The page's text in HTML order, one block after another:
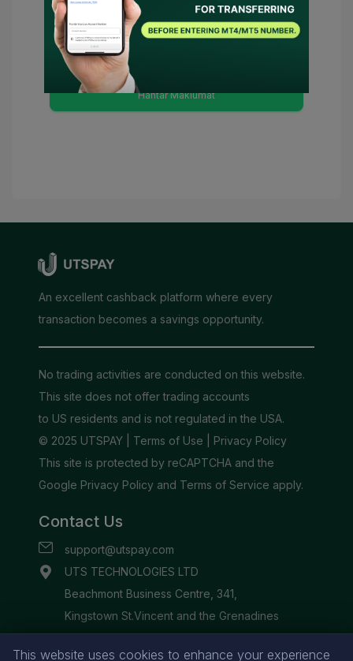
untuk UTSPAY bertindak sebagai wakil
saya atau menghubungi broker bagi
pihak saya. Sekiranya terdapat syarat
yang perlu, UTSPAY akan dianggap
sebagai penasihat saya.
Hantar Maklumat
This website uses cookies to enhance your experience